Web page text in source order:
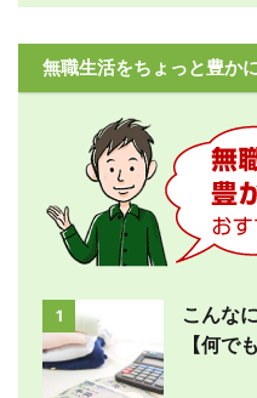
無職生活をちょっと豊か
1
こんな
【何で